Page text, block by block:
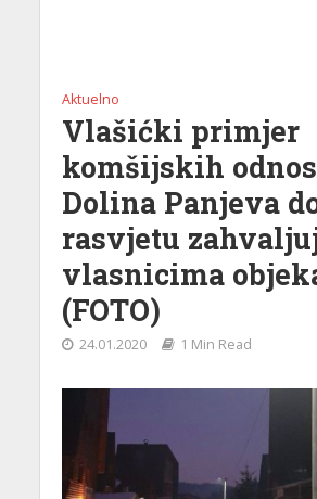
Aktuelno
Vlašićki primjer
komšijskih
Dolina Panjeva
rasvjetu
vlasnicima
(FOTO)
24.01.2020 1 Min Read